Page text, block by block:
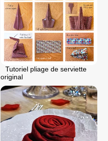
Tutoriel pliage de serviette
original